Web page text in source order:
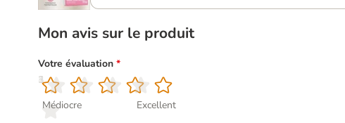
Mon avis sur le produit
Votre évaluation *
1
Médiocre
2
3
4
5
Excellent